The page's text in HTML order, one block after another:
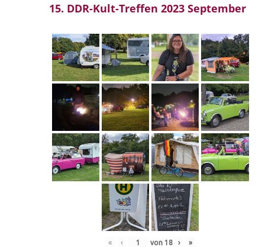
15. DDR-Kult-Treffen 2023 September
« ‹ von 18 › »